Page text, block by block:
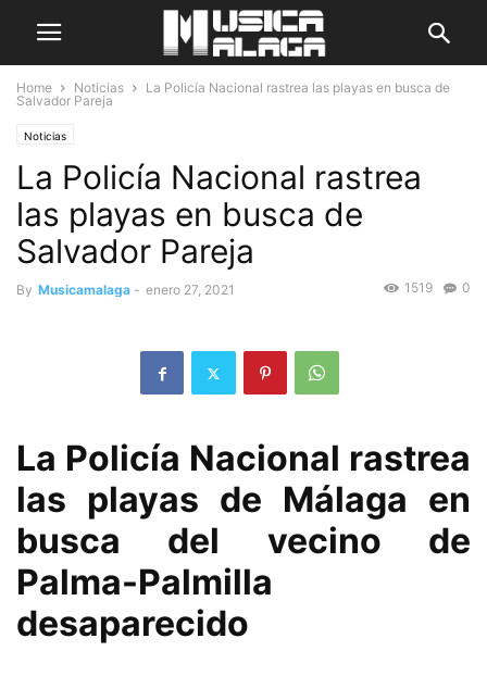
Home Noticias
La Policía Nacional rastrea las playas en busca de
Salvador Pareja
Noticias
La Policía Nacional rastrea
las playas en busca de
Salvador Pareja
By Musicamalaga - enero 27, 2021 0
1519
La Policía Nacional rastrea
las playas de Málaga en
busca del vecino de
Palma-Palmilla
desaparecido